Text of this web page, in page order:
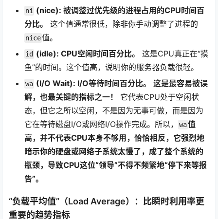
ni
(nice): 被调整过优先级的进程占用的CPU时间百
分比。
这个值通常很低，除非你手动调整了进程的
nice值。
id (idle): CPU空闲时间百分比。
这是CPU真正在“摸
鱼”的时间。这个值高，说明你的服务器负载很轻。
wa (I/O Wait): I/O等待时间百分比。
这是最容易被误
解，也最关键的指标之一！
它代表CPU处于空闲状
态，但它之所以空闲，不是因为无事可做，而是因为
它在等待磁盘I/O或网络I/O操作完成。所以，
wa值
高，并不代表CPU本身不够用，恰恰相反，它强烈地
暗示你的硬盘或网络子系统太慢了，成了整个系统的
瓶颈，导致CPU这位“领导”不得不频繁地“停下来等报
告”。
“负载平均值”（Load Average）：比瞬时利用率更
重要的趋势指标